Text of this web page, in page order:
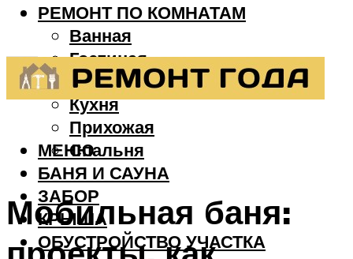
РЕМОНТ ПО КОМНАТАМ
Ванная
Гостиная
Детская
Кухня
Прихожая
Спальня
БАНЯ И САУНА
ЗАБОР
КРЫША
ОБУСТРОЙСТВО УЧАСТКА
МЕНЮ
Мобильная баня: